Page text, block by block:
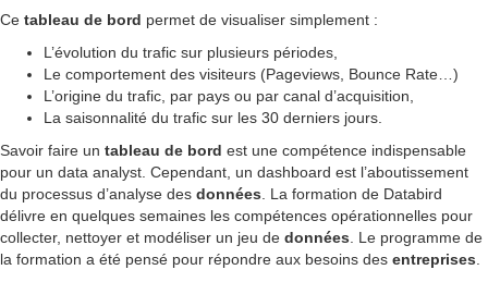
Ce tableau de bord permet de visualiser simplement :
L’évolution du trafic sur plusieurs périodes,
Le comportement des visiteurs (Pageviews, Bounce Rate…)
L’origine du trafic, par pays ou par canal d’acquisition,
La saisonnalité du trafic sur les 30 derniers jours.
Savoir faire un tableau de bord est une compétence indispensable
pour un data analyst. Cependant, un dashboard est l’aboutissement
du processus d’analyse des données . La formation de Databird
délivre en quelques semaines les compétences opérationnelles pour
collecter, nettoyer et modéliser un jeu de données . Le programme de
la formation a été pensé pour répondre aux besoins des entreprises